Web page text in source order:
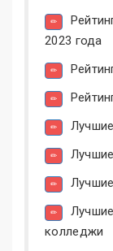
2023 года
колледжи